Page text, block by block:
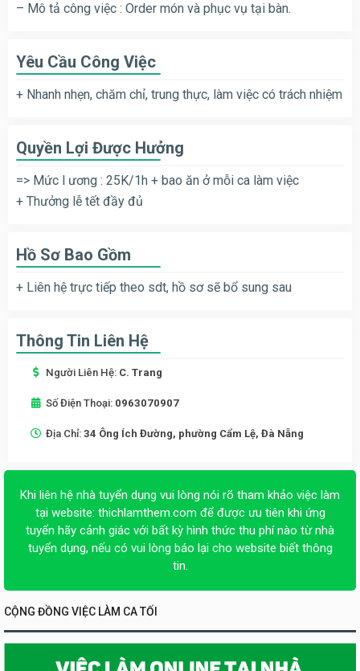
– Mô tả công việc : Order món và phục vụ tại bàn.
Yêu Cầu Công Việc
+ Nhanh nhẹn, chăm chỉ, trung thực, làm việc có trách nhiệm
Quyền Lợi Được Hưởng
=> Mức l ương : 25K/1h + bao ăn ở mỗi ca làm việc
+ Thưởng lễ tết đầy đủ
Hồ Sơ Bao Gồm
+ Liên hệ trực tiếp theo sdt, hồ sơ sẽ bổ sung sau
Thông Tin Liên Hệ
Người Liên Hệ: C. Trang
Số Điện Thoại: 0963070907
Địa Chỉ: 34 Ông Ích Đường, phường Cẩm Lệ, Đà Nẵng
Khi liên hệ nhà tuyển dụng vui lòng nói rõ tham khảo việc làm
tại website: thichlamthem.com để được ưu tiên khi ứng
tuyển hãy cảnh giác với bất kỳ hình thức thu phí nào từ nhà
tuyển dụng, nếu có vui lòng báo lại cho website biết thông
tin.
CỘNG ĐỒNG VIỆC LÀM CA TỐI